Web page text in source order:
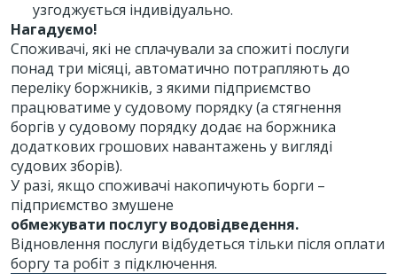
узгоджується індивідуально.
Нагадуємо!
Споживачі, які не сплачували за спожиті послуги
понад три місяці, автоматично потрапляють до
переліку боржників, з якими підприємство
працюватиме у судовому порядку (а стягнення
боргів у судовому порядку додає на боржника
додаткових грошових навантажень у вигляді
судових зборів).
У разі, якщо споживачі накопичують борги –
підприємство змушене
обмежувати послугу водовідведення.
Відновлення послуги відбудеться тільки після оплати
боргу та робіт з підключення.